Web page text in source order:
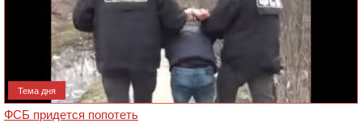
Тема дня
ФСБ придется попотеть